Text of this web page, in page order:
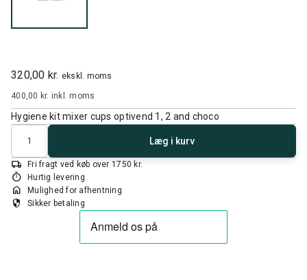
320,00 kr. ekskl. moms
400,00 kr. inkl. moms
Hygiene kit mixer cups optivend 1, 2 and choco
Antal
Læg i kurv
local_shipping Fri fragt ved køb over 1750 kr.
timer Hurtig levering
home Mulighed for afhentning
security Sikker betaling